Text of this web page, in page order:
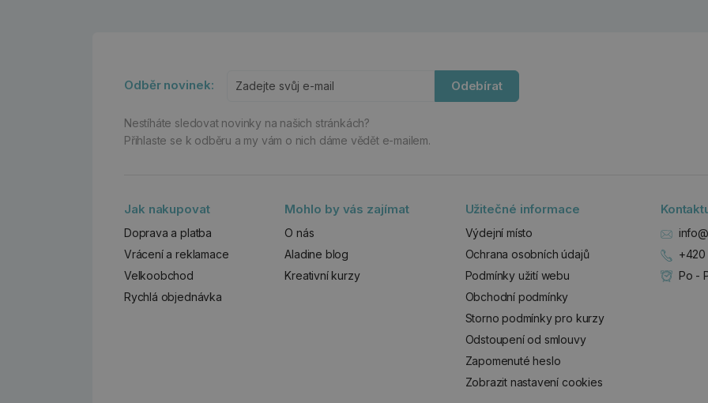
Odběr novinek: Odebírat
Nestíháte sledovat novinky na našich stránkách?
Přihlaste se k odběru a my vám o nich dáme vědět e-mailem.
Jak nakupovat
Doprava a platba
Vrácení a reklamace
Velkoobchod
Rychlá objednávka
Mohlo by vás zajímat
O nás
Aladine blog
Kreativní kurzy
Užitečné informace
Výdejní místo
Ochrana osobních údajů
Podmínky užití webu
Obchodní podmínky
Storno podmínky pro kurzy
Odstoupení od smlouvy
Zapomenuté heslo
Zobrazit nastavení cookies
+420
Po -